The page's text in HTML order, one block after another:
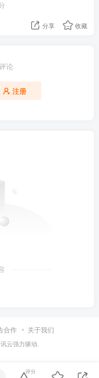
分享 收藏
论
注册
合作 关于我们
云强力驱动.
评分